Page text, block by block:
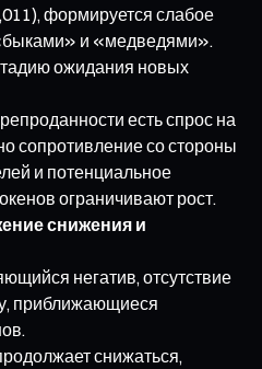
формируется слабое
и «медведями».
ожидания новых
есть спрос на
сопротивление со стороны
и потенциальное
ограничивают рост.
снижения и
негатив, отсутствие
приближающиеся
снижаться,